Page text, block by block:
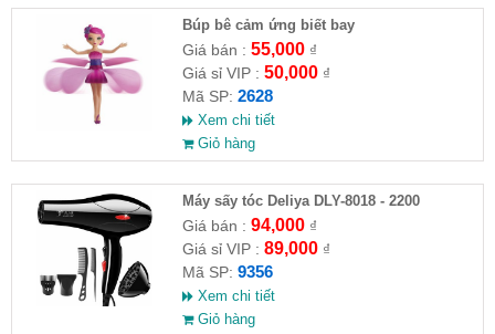
​Búp bê cảm ứng biết bay
Giá bán : 55,000₫
Giá sỉ VIP : 50,000₫
Mã SP: 2628
Xem chi tiết
Giỏ hàng
Máy sấy tóc Deliya DLY-8018 - 2200
Giá bán : 94,000₫
Giá sỉ VIP : 89,000₫
Mã SP: 9356
Xem chi tiết
Giỏ hàng